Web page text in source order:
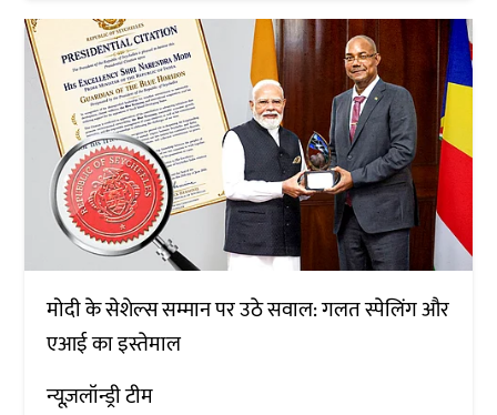
मोदी के सेशेल्स सम्मान पर उठे सवाल: गलत स्पेलिंग और
एआई का इस्तेमाल
न्यूज़लॉन्ड्री टीम